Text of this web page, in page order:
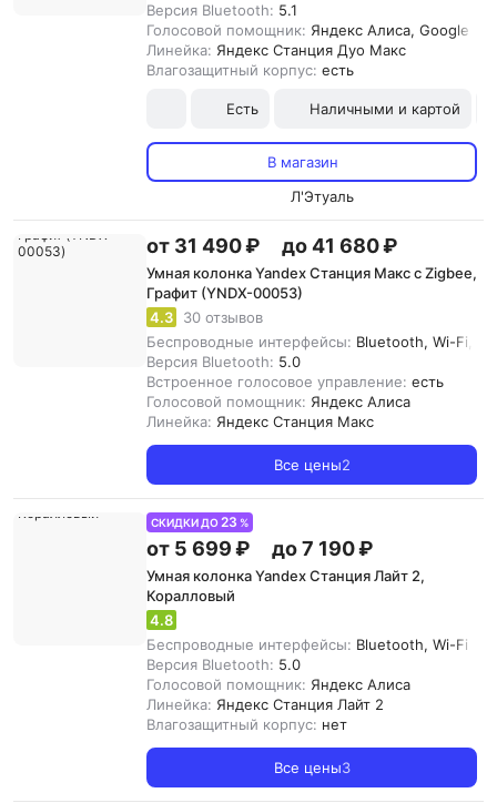
Версия Bluetooth: 5.1
Голосовой помощник: Яндекс Алиса, Google
Линейка: Яндекс Станция Дуо Макс
Влагозащитный корпус: есть
Есть Наличными и картой
В магазин
Л'Этуаль
от 31 490 ₽ до 41 680 ₽
Умная колонка Yandex Станция Макс с Zigbee,
Графит (YNDX-00053)
4.3
30 отзывов
Беспроводные интерфейсы: Bluetooth, Wi-Fi,
Версия Bluetooth: 5.0
Встроенное голосовое управление: есть
Голосовой помощник: Яндекс Алиса
Линейка: Яндекс Cтанция Макс
Все цены2
СКИДКИ ДО23 %
от 5 699 ₽ до 7 190 ₽
Умная колонка Yandex Станция Лайт 2,
Коралловый
4.8
Беспроводные интерфейсы: Bluetooth, Wi-Fi
Версия Bluetooth: 5.0
Голосовой помощник: Яндекс Алиса
Линейка: Яндекс Станция Лайт 2
Влагозащитный корпус: нет
Все цены3